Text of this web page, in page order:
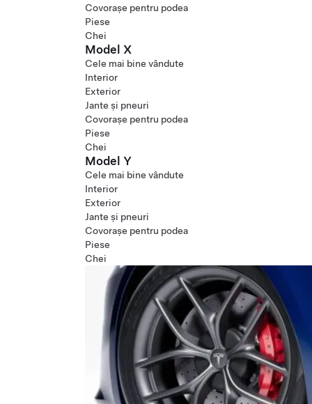
Covorașe pentru podea
Piese
Chei
Model X
Cele mai bine vândute
Interior
Exterior
Jante și pneuri
Covorașe pentru podea
Piese
Chei
Model Y
Cele mai bine vândute
Interior
Exterior
Jante și pneuri
Covorașe pentru podea
Piese
Chei